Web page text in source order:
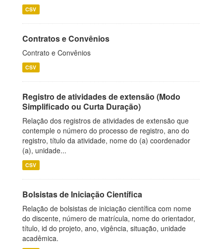
CSV
Contratos e Convênios
Contrato e Convênios
CSV
Registro de atividades de extensão (Modo
Simplificado ou Curta Duração)
Relação dos registros de atividades de extensão que
contemple o número do processo de registro, ano do
registro, título da atividade, nome do (a) coordenador
(a), unidade...
CSV
Bolsistas de Iniciação Científica
Relação de bolsistas de iniciação científica com nome
do discente, número de matrícula, nome do orientador,
título, id do projeto, ano, vigência, situação, unidade
acadêmica.